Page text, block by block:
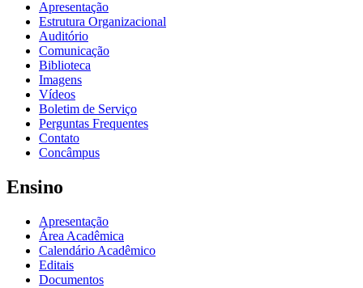
Apresentação
Estrutura Organizacional
Auditório
Comunicação
Biblioteca
Imagens
Vídeos
Boletim de Serviço
Perguntas Frequentes
Contato
Concâmpus
Ensino
Apresentação
Área Acadêmica
Calendário Acadêmico
Editais
Documentos